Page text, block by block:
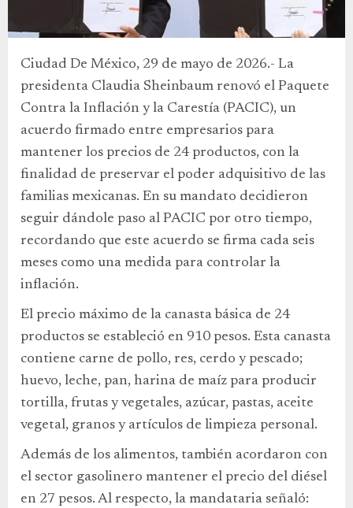
Ciudad De México, 29 de mayo de 2026.- La
presidenta Claudia Sheinbaum renovó el Paquete
Contra la Inflación y la Carestía (PACIC), un
acuerdo firmado entre empresarios para
mantener los precios de 24 productos, con la
finalidad de preservar el poder adquisitivo de las
familias mexicanas. En su mandato decidieron
seguir dándole paso al PACIC por otro tiempo,
recordando que este acuerdo se firma cada seis
meses como una medida para controlar la
inflación.
El precio máximo de la canasta básica de 24
productos se estableció en 910 pesos. Esta canasta
contiene carne de pollo, res, cerdo y pescado;
huevo, leche, pan, harina de maíz para producir
tortilla, frutas y vegetales, azúcar, pastas, aceite
vegetal, granos y artículos de limpieza personal.
Además de los alimentos, también acordaron con
el sector gasolinero mantener el precio del diésel
en 27 pesos. Al respecto, la mandataria señaló: